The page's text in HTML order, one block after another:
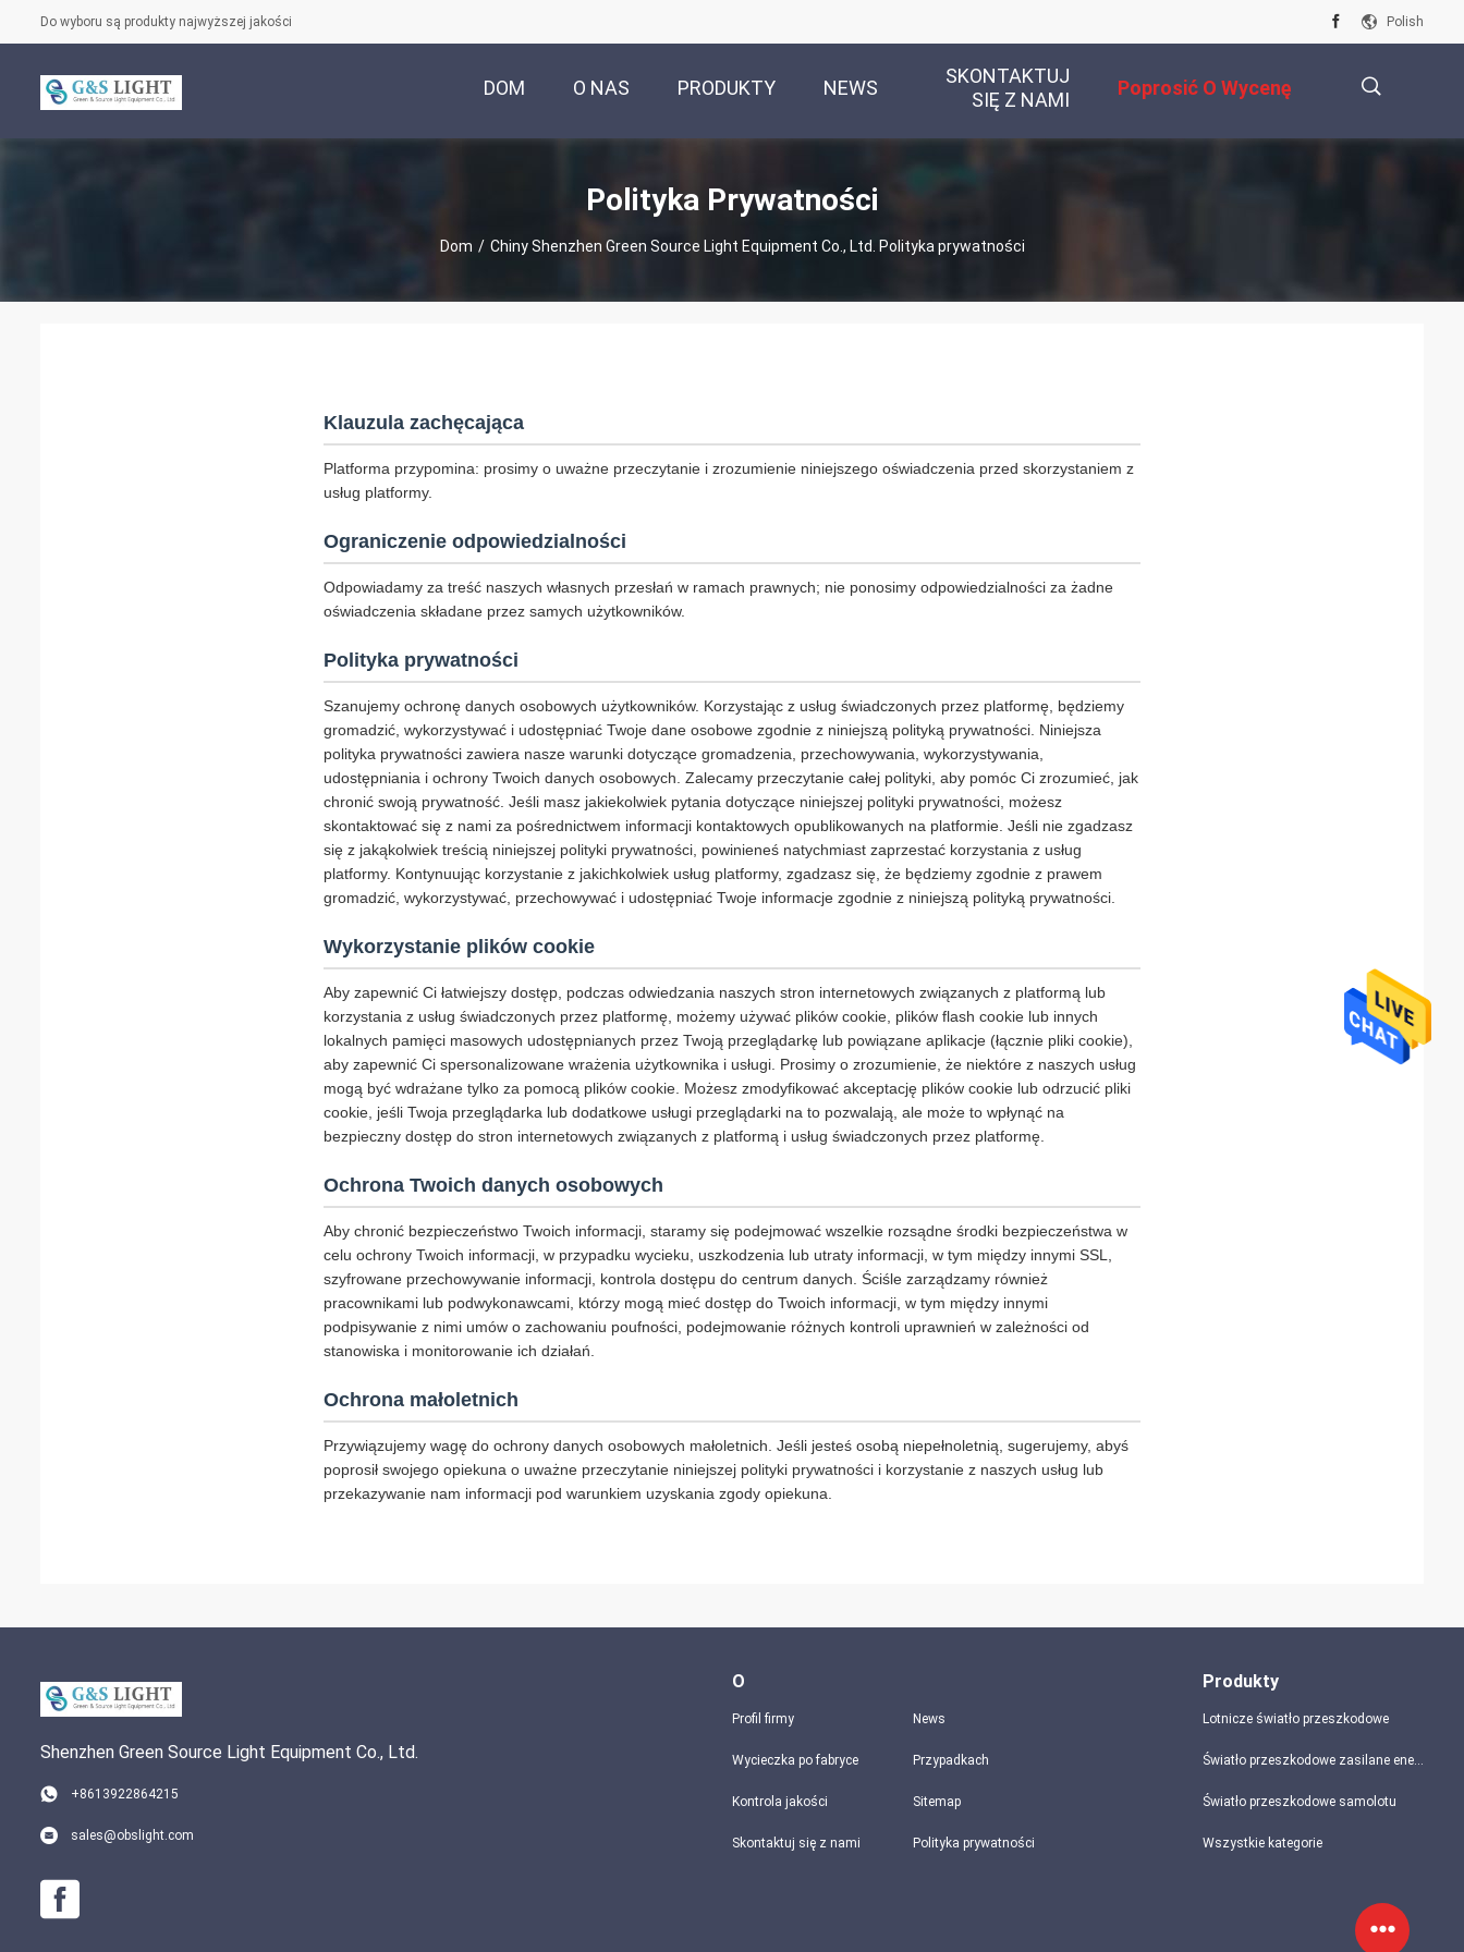
Do wyboru są produkty najwyższej jakości Polish
DOM O NAS PRODUKTY NEWS
SKONTAKTUJ
SIĘ Z NAMI
Poprosić O Wycenę
Polityka Prywatności
Dom / Chiny Shenzhen Green Source Light Equipment Co., Ltd. Polityka prywatności
Klauzula zachęcająca
Platforma przypomina: prosimy o uważne przeczytanie i zrozumienie niniejszego oświadczenia przed skorzystaniem z
usług platformy.
Ograniczenie odpowiedzialności
Odpowiadamy za treść naszych własnych przesłań w ramach prawnych; nie ponosimy odpowiedzialności za żadne
oświadczenia składane przez samych użytkowników.
Polityka prywatności
Szanujemy ochronę danych osobowych użytkowników. Korzystając z usług świadczonych przez platformę, będziemy
gromadzić, wykorzystywać i udostępniać Twoje dane osobowe zgodnie z niniejszą polityką prywatności. Niniejsza
polityka prywatności zawiera nasze warunki dotyczące gromadzenia, przechowywania, wykorzystywania,
udostępniania i ochrony Twoich danych osobowych. Zalecamy przeczytanie całej polityki, aby pomóc Ci zrozumieć, jak
chronić swoją prywatność. Jeśli masz jakiekolwiek pytania dotyczące niniejszej polityki prywatności, możesz
skontaktować się z nami za pośrednictwem informacji kontaktowych opublikowanych na platformie. Jeśli nie zgadzasz
się z jakąkolwiek treścią niniejszej polityki prywatności, powinieneś natychmiast zaprzestać korzystania z usług
platformy. Kontynuując korzystanie z jakichkolwiek usług platformy, zgadzasz się, że będziemy zgodnie z prawem
gromadzić, wykorzystywać, przechowywać i udostępniać Twoje informacje zgodnie z niniejszą polityką prywatności.
Wykorzystanie plików cookie
Aby zapewnić Ci łatwiejszy dostęp, podczas odwiedzania naszych stron internetowych związanych z platformą lub
korzystania z usług świadczonych przez platformę, możemy używać plików cookie, plików flash cookie lub innych
lokalnych pamięci masowych udostępnianych przez Twoją przeglądarkę lub powiązane aplikacje (łącznie pliki cookie),
aby zapewnić Ci spersonalizowane wrażenia użytkownika i usługi. Prosimy o zrozumienie, że niektóre z naszych usług
mogą być wdrażane tylko za pomocą plików cookie. Możesz zmodyfikować akceptację plików cookie lub odrzucić pliki
cookie, jeśli Twoja przeglądarka lub dodatkowe usługi przeglądarki na to pozwalają, ale może to wpłynąć na
bezpieczny dostęp do stron internetowych związanych z platformą i usług świadczonych przez platformę.
Ochrona Twoich danych osobowych
Aby chronić bezpieczeństwo Twoich informacji, staramy się podejmować wszelkie rozsądne środki bezpieczeństwa w
celu ochrony Twoich informacji, w przypadku wycieku, uszkodzenia lub utraty informacji, w tym między innymi SSL,
szyfrowane przechowywanie informacji, kontrola dostępu do centrum danych. Ściśle zarządzamy również
pracownikami lub podwykonawcami, którzy mogą mieć dostęp do Twoich informacji, w tym między innymi
podpisywanie z nimi umów o zachowaniu poufności, podejmowanie różnych kontroli uprawnień w zależności od
stanowiska i monitorowanie ich działań.
Ochrona małoletnich
Przywiązujemy wagę do ochrony danych osobowych małoletnich. Jeśli jesteś osobą niepełnoletnią, sugerujemy, abyś
poprosił swojego opiekuna o uważne przeczytanie niniejszej polityki prywatności i korzystanie z naszych usług lub
przekazywanie nam informacji pod warunkiem uzyskania zgody opiekuna.
Shenzhen Green Source Light Equipment Co., Ltd.
+8613922864215
sales@obslight.com
O
Profil firmy
Wycieczka po fabryce
Kontrola jakości
Skontaktuj się z nami
News
Przypadkach
Sitemap
Polityka prywatności
Produkty
Lotnicze światło przeszkodowe
Światło przeszkodowe zasilane energią słoneczną
Światło przeszkodowe samolotu
Wszystkie kategorie